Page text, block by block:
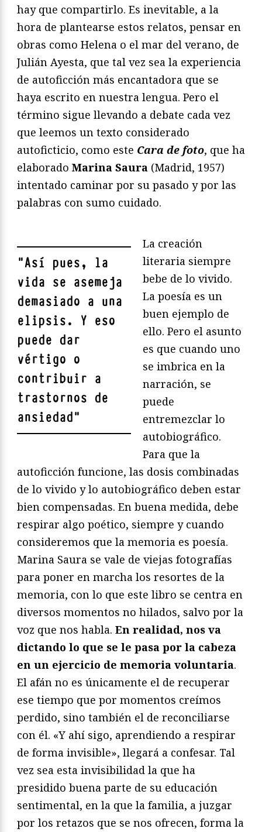
hay que compartirlo. Es inevitable, a la
hora de plantearse estos relatos, pensar en
obras como Helena o el mar del verano, de
Julián Ayesta, que tal vez sea la experiencia
de autoficción más encantadora que se
haya escrito en nuestra lengua. Pero el
término sigue llevando a debate cada vez
que leemos un texto considerado
autoficticio, como este Cara de foto, que ha
elaborado Marina Saura (Madrid, 1957)
intentado caminar por su pasado y por las
palabras con sumo cuidado.
"Así pues, la
vida se asemeja
demasiado a una
elipsis. Y eso
puede dar
vértigo o
contribuir a
trastornos de
ansiedad"
La creación
literaria siempre
bebe de lo vivido.
La poesía es un
buen ejemplo de
ello. Pero el asunto
es que cuando uno
se imbrica en la
narración, se
puede
entremezclar lo
autobiográfico.
Para que la
autoficción funcione, las dosis combinadas
de lo vivido y lo autobiográfico deben estar
bien compensadas. En buena medida, debe
respirar algo poético, siempre y cuando
consideremos que la memoria es poesía.
Marina Saura se vale de viejas fotografías
para poner en marcha los resortes de la
memoria, con lo que este libro se centra en
diversos momentos no hilados, salvo por la
voz que nos habla. En realidad, nos va
dictando lo que se le pasa por la cabeza
en un ejercicio de memoria voluntaria.
El afán no es únicamente el de recuperar
ese tiempo que por momentos creímos
perdido, sino también el de reconciliarse
con él. «Y ahí sigo, aprendiendo a respirar
de forma invisible», llegará a confesar. Tal
vez sea esta invisibilidad la que ha
presidido buena parte de su educación
sentimental, en la que la familia, a juzgar
por los retazos que se nos ofrecen, forma la